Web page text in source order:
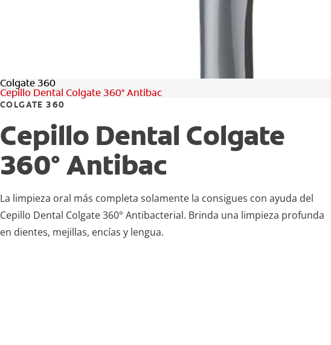
Colgate 360
Cepillo Dental Colgate 360° Antibac
COLGATE 360
Cepillo Dental Colgate
360° Antibac
La limpieza oral más completa solamente la consigues con ayuda del
Cepillo Dental Colgate 360° Antibacterial. Brinda una limpieza profunda
en dientes, mejillas, encías y lengua.